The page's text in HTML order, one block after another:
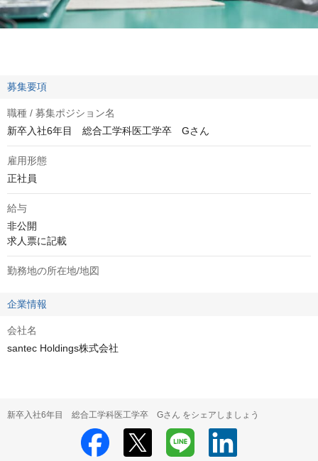
募集要項
職種 / 募集ポジション名
新卒入社6年目 総合工学科医工学卒 Gさん
雇用形態
正社員
給与
非公開
求人票に記載
勤務地の所在地/地図
企業情報
会社名
santec Holdings株式会社
新卒入社6年目 総合工学科医工学卒 Gさん をシェアしましょう